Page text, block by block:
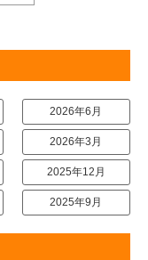
2026年6月
2026年3月
2025年12月
2025年9月